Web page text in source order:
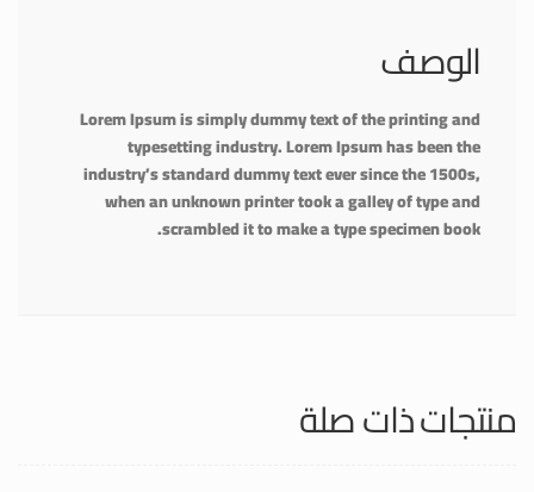
الوصف
Lorem Ipsum is simply dummy text of the printing and
typesetting industry. Lorem Ipsum has been the
industry’s standard dummy text ever since the 1500s,
when an unknown printer took a galley of type and
scrambled it to make a type specimen book.
منتجات ذات صلة